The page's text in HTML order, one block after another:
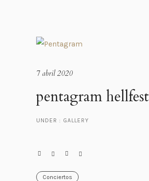
7 abril 2020
pentagram hellfest
UNDER : GALLERY
Conciertos